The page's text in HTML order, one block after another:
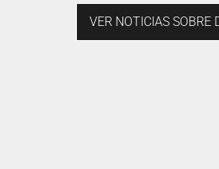
VER NOTICIAS SOBRE